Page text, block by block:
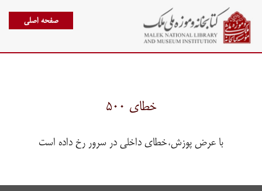
صفحه اصلی
خطای ۵۰۰
با عرض پوزش،خطای داخلی در سرور رخ داده است